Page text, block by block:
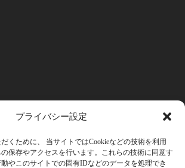
プライバシー設定
くために、 当サイトではCookieなどの技術を利用
保存やアクセスを行います。これらの技術に同意す
やこのサイトでの固有IDなどのデータを処理でき